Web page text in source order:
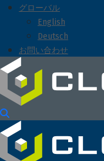
グローバル
English
Deutsch
お問い合わせ